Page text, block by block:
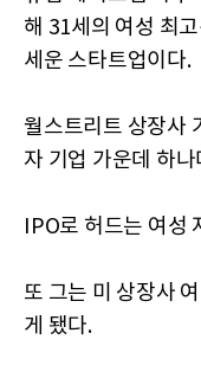
해 31세의 여성 최
세운 스타트업이다.
월스트리트 상장사
자 기업 가운데 하나
IPO로 허드는 여성
또 그는 미 상장사
게 됐다.